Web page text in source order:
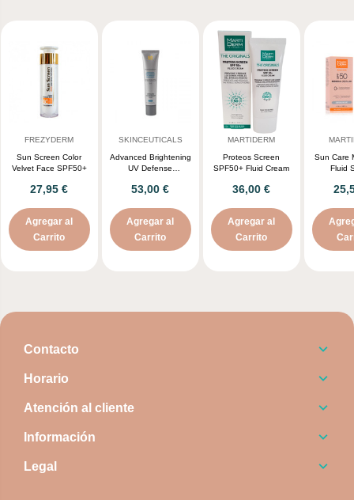
FREZYDERM
Sun Screen Color
Velvet Face SPF50+
27,95 €
Agregar al
Carrito
SKINCEUTICALS
Advanced Brightening
UV Defense
53,00 €
Agregar al
Carrito
MARTIDERM
Proteos Screen
SPF50+ Fluid Cream
36,00 €
Agregar al
Carrito
Sun Care
Fluid
Contacto
Horario
Atención al cliente
Información
Legal